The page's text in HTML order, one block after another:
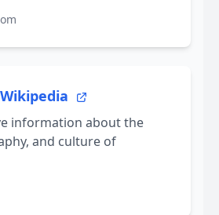
information about the
and culture of